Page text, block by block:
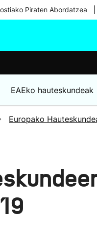
Piraten Abordatzea
EAEko hauteskundeak
Europako